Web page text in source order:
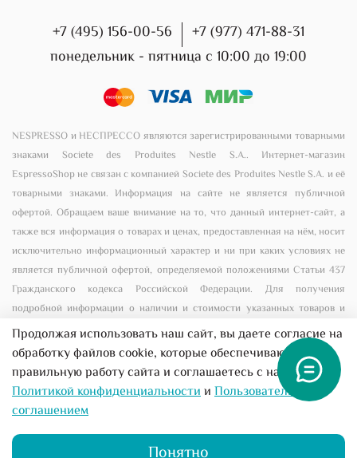
+7 (495) 156-00-56
+7 (977) 471-88-31
понедельник - пятница с 10:00 до 19:00
NESPRESSO и НЕСПРЕССО являются зарегистрированными товарными
знаками Societe des Produites Nestle S.A.. Интернет-магазин
EspressoShop не связан с компанией Societe des Produites Nestle S.A. и её
товарными знаками. Информация на сайте не является публичной
офертой. Обращаем ваше внимание на то, что данный интернет-сайт, а
также вся информация о товарах и ценах, предоставленная на нём, носит
исключительно информационный характер и ни при каких условиях не
является публичной офертой, определяемой положениями Статьи 437
Гражданского кодекса Российской Федерации. Для получения
подробной информации о наличии и стоимости указанных товаров и
(или) услуг, пожалуйста, обращайтесь к менеджеру сайта с помощью
специальной формы связи или по телефону +7 (495) 156-00-56
Все предложения на сайте не являются публичной
офертой
Продолжая использовать наш сайт, вы даете согласие на
обработку файлов cookie, которые обеспечивают
правильную работу сайта и соглашаетесь с нашей
Политикой конфиденциальностии Пользовательским
соглашением